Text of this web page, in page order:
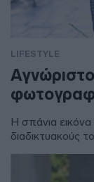
LIFESTYLE
Η σπάνια
διαδικτυακούς